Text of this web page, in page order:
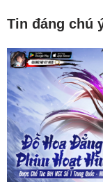
Tin đáng chú